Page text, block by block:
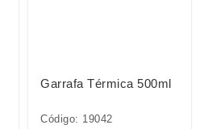
Garrafa Térmica 500ml
Código: 19042